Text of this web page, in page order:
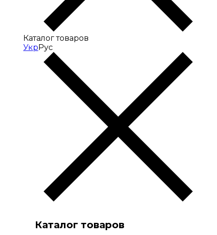
Каталог товаров
УкрРус
Каталог товаров